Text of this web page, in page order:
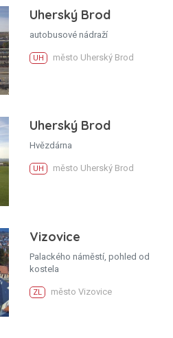
Uherský Brod
autobusové nádraží
UH město Uherský Brod
Uherský Brod
Hvězdárna
UH město Uherský Brod
Vizovice
Palackého náměstí, pohled od
kostela
ZL město Vizovice